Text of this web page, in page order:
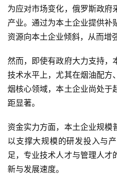
烟
弹
标
系
列
为应对市场变化，俄罗斯政府
产业。通过为本土企业提供补
资源向本土企业倾斜，从而增
然而，即使有政府大力支持，
技术水平上，尤其在烟油配方
烟核心领域，本土企业尚处于
距显著。
资金实力方面，本土企业规模
以支撑大规模的研发投入与
足，专业技术人才与管理人才
新与发展速度。